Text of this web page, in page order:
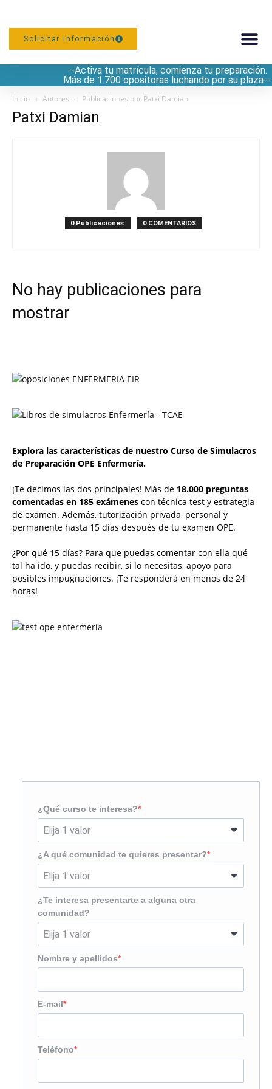
Solicitar información
--Activa tu matrícula, comienza tu preparación.
Más de 1.700 opositoras luchando por su plaza--
Inicio Autores Publicaciones por Patxi Damian
Patxi Damian
0 Publicaciones 0 COMENTARIOS
No hay publicaciones para
mostrar
Explora las características de nuestro Curso de Simulacros
de Preparación OPE Enfermería.
¡Te decimos las dos principales! Más de 18.000 preguntas
comentadas en 185 exámenes con técnica test y estrategia
de examen. Además, tutorización privada, personal y
permanente hasta 15 días después de tu examen OPE.
¿Por qué 15 días? Para que puedas comentar con ella qué
tal ha ido, y puedas recibir, si lo necesitas, apoyo para
posibles impugnaciones. ¡Te responderá en menos de 24
horas!
¿Qué curso te interesa?
¿A qué comunidad te quieres presentar?
¿Te interesa presentarte a alguna otra
comunidad?
Nombre y apellidos
E-mail
Teléfono